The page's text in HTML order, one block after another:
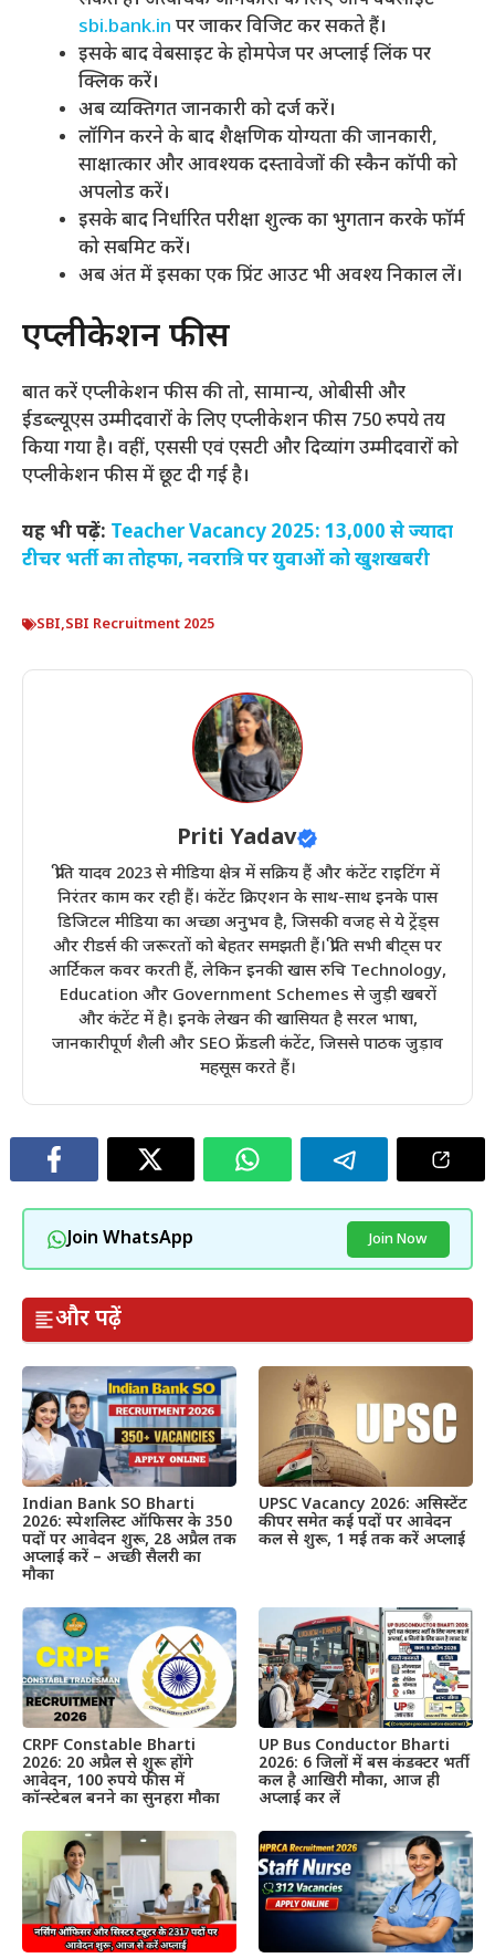
sbi.bank.in पर जाकर विजिट कर सकते हैं।
इसके बाद वेबसाइट के होमपेज पर अप्लाई लिंक पर
क्लिक करें।
अब व्यक्तिगत जानकारी को दर्ज करें।
लॉगिन करने के बाद शैक्षणिक योग्यता की जानकारी,
साक्षात्कार और आवश्यक दस्तावेजों की स्कैन कॉपी को
अपलोड करें।
इसके बाद निर्धारित परीक्षा शुल्क का भुगतान करके फॉर्म
को सबमिट करें।
अब अंत में इसका एक प्रिंट आउट भी अवश्य निकाल लें।
एप्लीकेशन फीस
बात करें एप्लीकेशन फीस की तो, सामान्य, ओबीसी और
ईडब्ल्यूएस उम्मीदवारों के लिए एप्लीकेशन फीस 750 रुपये तय
किया गया है। वहीं, एससी एवं एसटी और दिव्यांग उम्मीदवारों को
एप्लीकेशन फीस में छूट दी गई है।
यह भी पढ़ें: Teacher Vacancy 2025: 13,000 से ज्यादा
टीचर भर्ती का तोहफा, नवरात्रि पर युवाओं को खुशखबरी
SBI,SBI Recruitment 2025
Priti Yadav
प्रीति यादव 2023 से मीडिया क्षेत्र में सक्रिय हैं और कंटेंट राइटिंग में
निरंतर काम कर रही हैं। कंटेंट क्रिएशन के साथ-साथ इनके पास
डिजिटल मीडिया का अच्छा अनुभव है, जिसकी वजह से ये ट्रेंड्स
और रीडर्स की जरूरतों को बेहतर समझती हैं। प्रीति सभी बीट्स पर
आर्टिकल कवर करती हैं, लेकिन इनकी खास रुचि Technology,
Education और Government Schemes से जुड़ी खबरों
और कंटेंट में है। इनके लेखन की खासियत है सरल भाषा,
जानकारीपूर्ण शैली और SEO फ्रेंडली कंटेंट, जिससे पाठक जुड़ाव
महसूस करते हैं।
Join WhatsApp Join Now
और पढ़ें
Indian Bank SO Bharti
2026: स्पेशलिस्ट ऑफिसर के 350
पदों पर आवेदन शुरू, 28 अप्रैल तक
अप्लाई करें – अच्छी सैलरी का
मौका
UPSC Vacancy 2026: असिस्टेंट
कीपर समेत कई पदों पर आवेदन
कल से शुरू, 1 मई तक करें अप्लाई
CRPF Constable Bharti
2026: 20 अप्रैल से शुरू होंगे
आवेदन, 100 रुपये फीस में
कॉन्स्टेबल बनने का सुनहरा मौका
UP Bus Conductor Bharti
2026: 6 जिलों में बस कंडक्टर भर्ती
कल है आखिरी मौका, आज ही
अप्लाई कर लें